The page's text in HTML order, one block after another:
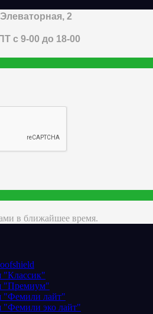
2
с 9-00 до 18-00
в ближайшее время.
"Классик"
"Премиум"
"Фемили лайт"
"Фемили эко лайт"